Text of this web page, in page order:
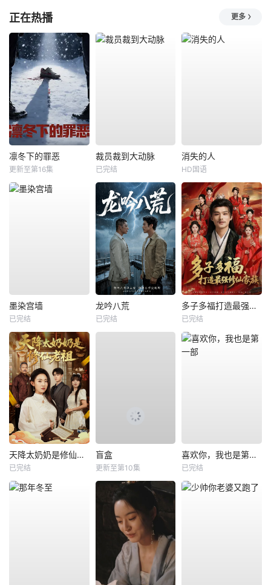
正在热播 更多
凛冬下的罪恶
更新至第16集
裁员裁到大动脉
已完结
消失的人
HD国语
墨染宫墙
已完结
龙吟八荒
已完结
多子多福打造最强修仙家族
已完结
天降太奶奶是修仙老祖
已完结
盲盒
更新至第10集
喜欢你，我也是第一部
已完结